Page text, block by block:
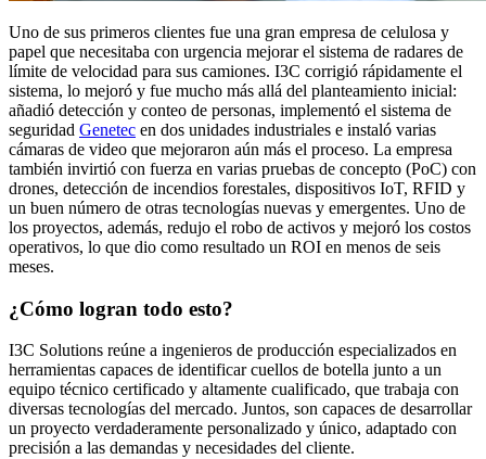
Uno de sus primeros clientes fue una gran empresa de celulosa y
papel que necesitaba con urgencia mejorar el sistema de radares de
límite de velocidad para sus camiones. I3C corrigió rápidamente el
sistema, lo mejoró y fue mucho más allá del planteamiento inicial:
añadió detección y conteo de personas, implementó el sistema de
seguridad Genetec en dos unidades industriales e instaló varias
cámaras de video que mejoraron aún más el proceso. La empresa
también invirtió con fuerza en varias pruebas de concepto (PoC) con
drones, detección de incendios forestales, dispositivos IoT, RFID y
un buen número de otras tecnologías nuevas y emergentes. Uno de
los proyectos, además, redujo el robo de activos y mejoró los costos
operativos, lo que dio como resultado un ROI en menos de seis
meses.
¿Cómo logran todo esto?
I3C Solutions reúne a ingenieros de producción especializados en
herramientas capaces de identificar cuellos de botella junto a un
equipo técnico certificado y altamente cualificado, que trabaja con
diversas tecnologías del mercado. Juntos, son capaces de desarrollar
un proyecto verdaderamente personalizado y único, adaptado con
precisión a las demandas y necesidades del cliente.